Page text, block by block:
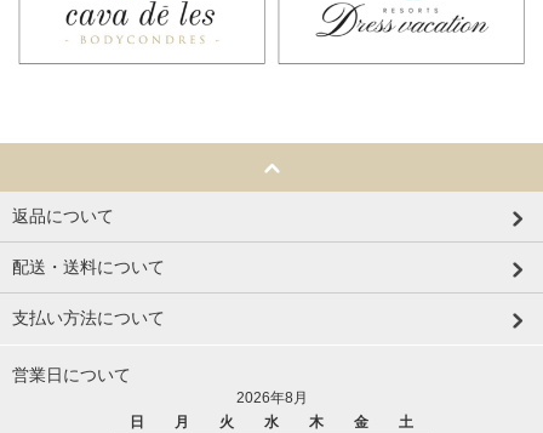
返品について
配送・送料について
支払い方法について
営業日について
2026年8月
日
月 火 水 木 金
土